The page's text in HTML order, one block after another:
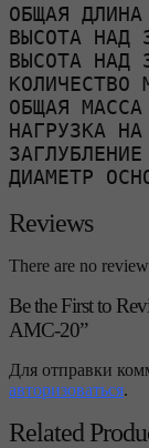
ОБЩАЯ
ВЫСОТА НАД
ВЫСОТА НАД
ОБЩАЯ
НАГРУЗКА
ДИАМЕТР
Reviews
There are no
Be the First to
АМС-20”
Для отправки
авторизоваться.
Related